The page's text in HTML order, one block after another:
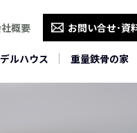
概要 お問い合せ･資
ルハウス 重量鉄骨の家